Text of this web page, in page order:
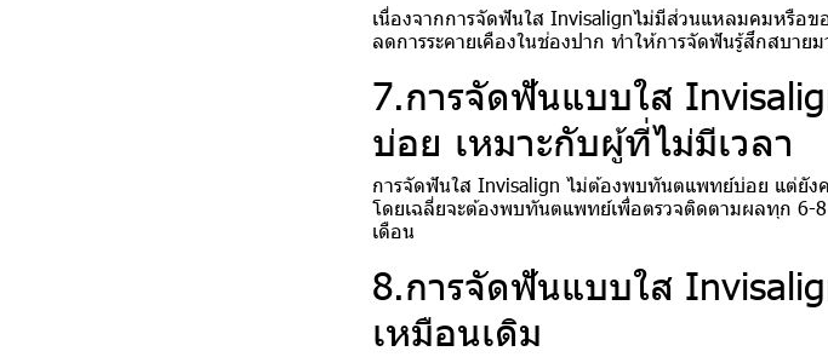
เนื่องจากการจัดฟันใส Invisalignไม่มีส่วนแหลมคมหรือ
ลดการระคายเคืองในช่องปาก ทำให้การจัดฟันรู้สึกสบาย
7.การจัดฟันแบบใส
บ่อย เหมาะกับผู้ที่ไม่มีเวลา
การจัดฟันใส Invisalign ไม่ต้องพบทันตแพทย์บ่อย แต่ยัง
โดยเฉลี่ยจะต้องพบทันตแพทย์เพื่อตรวจติดตามผลทุก
เดือน
8.การจัดฟันแบบใส
เหมือนเดิม